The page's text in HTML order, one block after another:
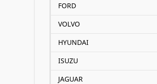
FORD
VOLVO
HYUNDAI
ISUZU
JAGUAR